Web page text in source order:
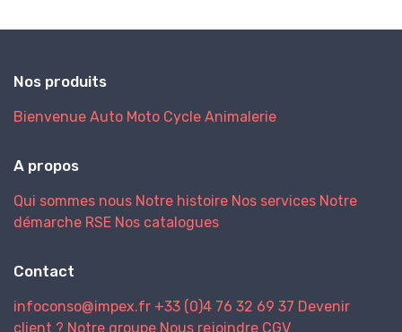
Nos produits
Bienvenue Auto Moto Cycle Animalerie
A propos
Qui sommes nous Notre histoire Nos services Notre
démarche RSE Nos catalogues
Contact
infoconso@impex.fr +33 (0)4 76 32 69 37 Devenir
client ? Notre groupe Nous rejoindre CGV